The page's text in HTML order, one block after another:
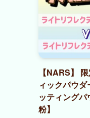
【NARS】
ィックパウ
ッティング
粉】